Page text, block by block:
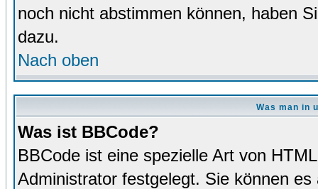
noch nicht abstimmen können, haben
dazu.
Nach oben
Was man in
Was ist BBCode?
BBCode ist eine spezielle Art von
Administrator festgelegt. Sie können